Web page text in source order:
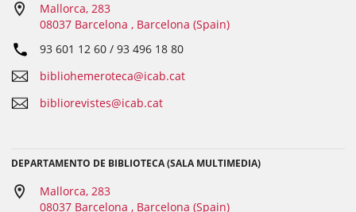
Mallorca, 283
08037 Barcelona , Barcelona (Spain)
93 601 12 60 / 93 496 18 80
bibliohemeroteca@icab.cat
bibliorevistes@icab.cat
DEPARTAMENTO DE BIBLIOTECA (SALA MULTIMEDIA)
Mallorca, 283
08037 Barcelona , Barcelona (Spain)